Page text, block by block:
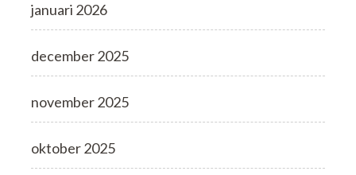
januari 2026
december 2025
november 2025
oktober 2025